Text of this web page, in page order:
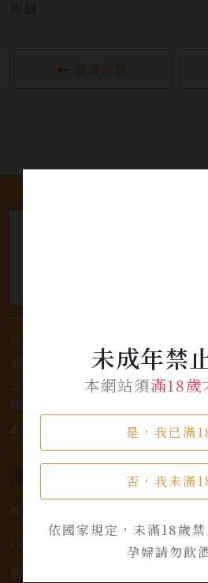
未成年禁
本網站須滿18歲
是，我已滿
否，我未滿
依國家規定，未滿18歲
孕婦請勿飲
繼續瀏覽
我們是專業銷售威士忌及各式
質的選擇和卓越的服務。不論您
忌，或者尋求一款特殊的葡萄
擇，滿足您的個人口味和喜好。
威士忌
白蘭地
葡萄酒